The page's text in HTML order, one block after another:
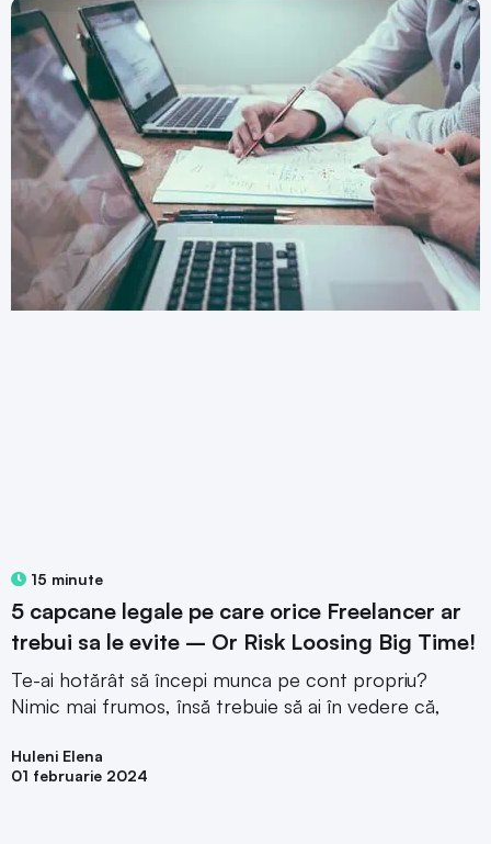
15 minute
5 capcane legale pe care orice Freelancer ar
trebui sa le evite – Or Risk Loosing Big Time!
Te-ai hotărât să începi munca pe cont propriu?
Nimic mai frumos, însă trebuie să ai în vedere că,
Huleni Elena
01 februarie 2024